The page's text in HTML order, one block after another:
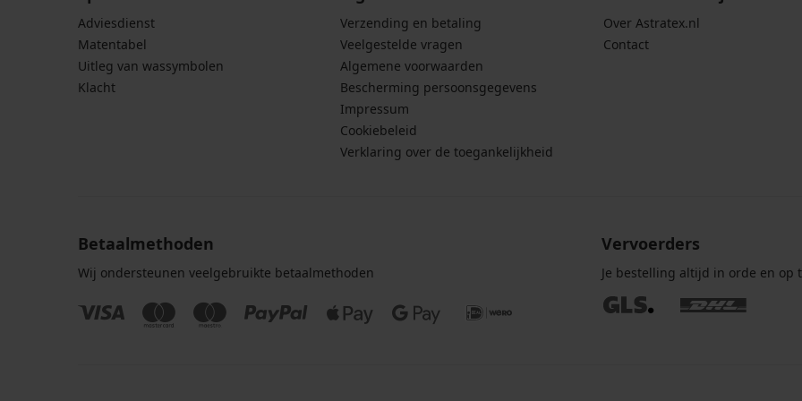
Adviesdienst
Matentabel
Uitleg van wassymbolen
Klacht
Verzending en betaling
Veelgestelde vragen
Algemene voorwaarden
Bescherming persoonsgegevens
Impressum
Cookiebeleid
Verklaring over de toegankelijkheid
Over Astratex.nl
Contact
Betaalmethoden
Wij ondersteunen veelgebruikte betaalmethoden
Vervoerders
Je bestelling altijd in orde en op